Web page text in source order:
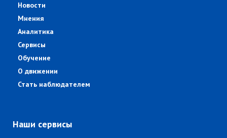
Новости
Мнения
Аналитика
Сервисы
Обучение
О движении
Стать наблюдателем
Наши сервисы